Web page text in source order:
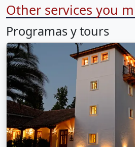
Other services you
Programas y tours